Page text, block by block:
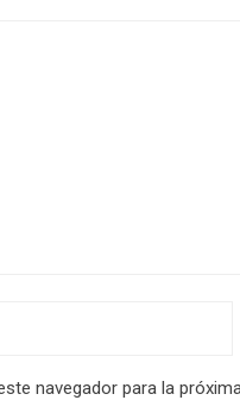
navegador para la